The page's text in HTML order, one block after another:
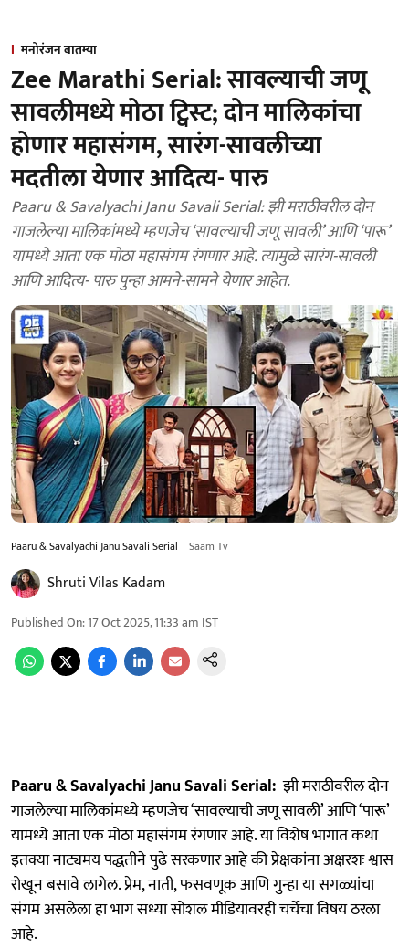
मनोरंजन बातम्या
Zee Marathi Serial: सावल्याची जणू
सावलीमध्ये मोठा ट्विस्ट; दोन मालिकांचा
होणार महासंगम, सारंग-सावलीच्या
मदतीला येणार आदित्य- पारु
Paaru & Savalyachi Janu Savali Serial: झी मराठीवरील दोन
गाजलेल्या मालिकांमध्ये म्हणजेच ‘सावल्याची जणू सावली’ आणि ‘पारू’
यामध्ये आता एक मोठा महासंगम रंगणार आहे. त्यामुळे सारंग-सावली
आणि आदित्य- पारु पुन्हा आमने-सामने येणार आहेत.
Paaru & Savalyachi Janu Savali Serial Saam Tv
Shruti Vilas Kadam
Published On:17 Oct 2025, 11:33 am IST
Paaru & Savalyachi Janu Savali Serial: झी मराठीवरील दोन
गाजलेल्या मालिकांमध्ये म्हणजेच ‘सावल्याची जणू सावली’ आणि ‘पारू’
यामध्ये आता एक मोठा महासंगम रंगणार आहे. या विशेष भागात कथा
इतक्या नाट्यमय पद्धतीने पुढे सरकणार आहे की प्रेक्षकांना अक्षरशः श्वास
रोखून बसावे लागेल. प्रेम, नाती, फसवणूक आणि गुन्हा या सगळ्यांचा
संगम असलेला हा भाग सध्या सोशल मीडियावरही चर्चेचा विषय ठरला
आहे.